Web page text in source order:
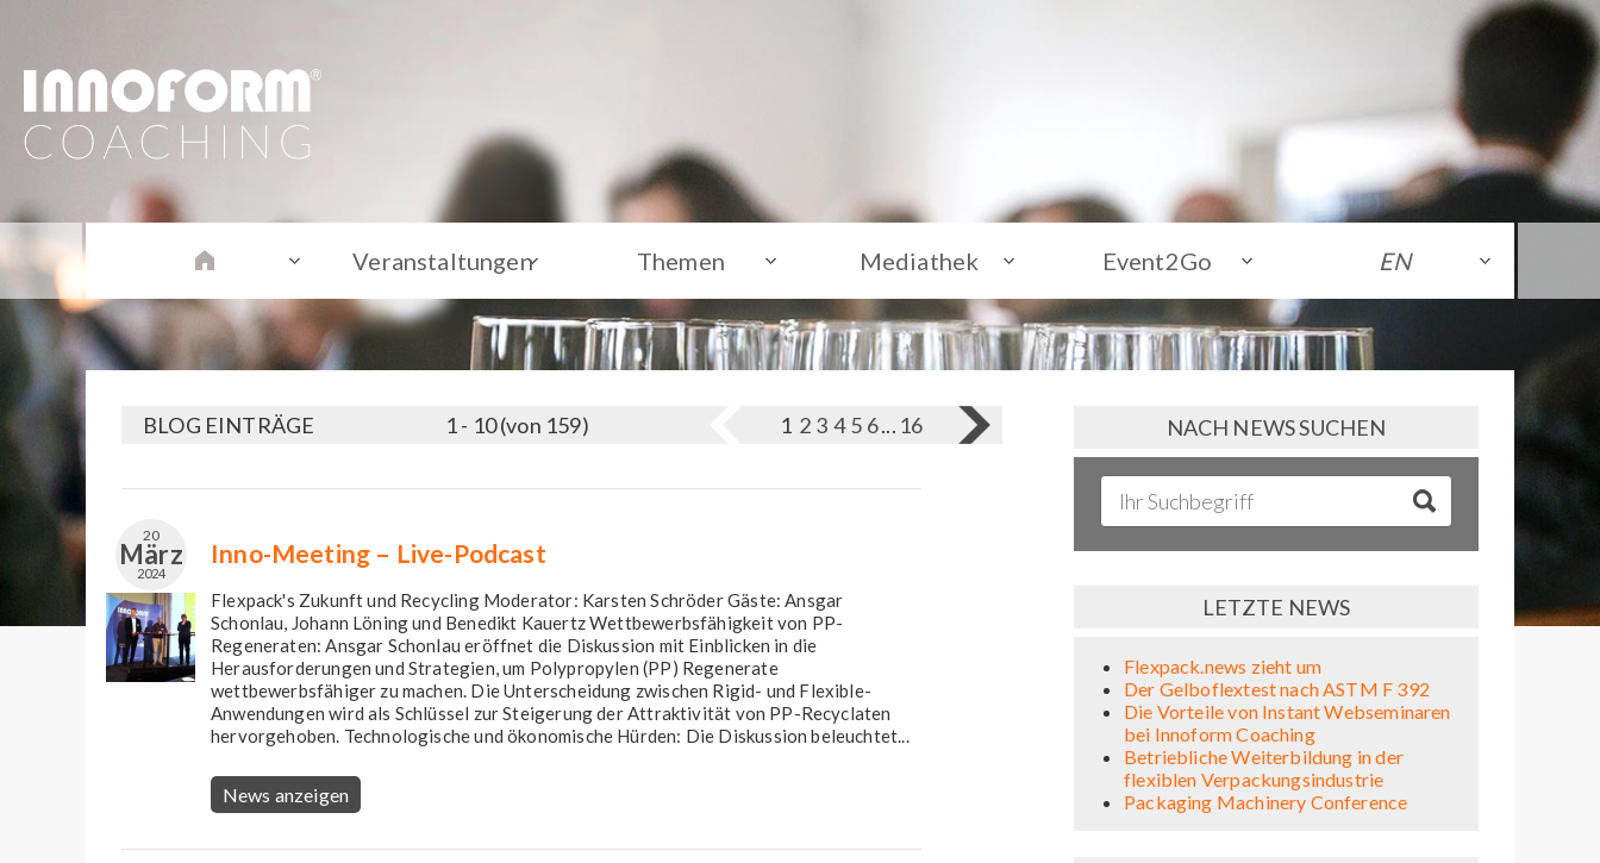
Veranstaltungen Themen Mediathek Event2Go EN
BLOG EINTRÄGE 1 - 10 (von 159) 1 2 3 4 5 6... 16
20
März
2024
Inno-Meeting – Live-Podcast
Flexpack's Zukunft und Recycling Moderator: Karsten Schröder Gäste: Ansgar
Schonlau, Johann Löning und Benedikt Kauertz Wettbewerbsfähigkeit von PP-
Regeneraten: Ansgar Schonlau eröffnet die Diskussion mit Einblicken in die
Herausforderungen und Strategien, um Polypropylen (PP) Regenerate
wettbewerbsfähiger zu machen. Die Unterscheidung zwischen Rigid- und Flexible-
Anwendungen wird als Schlüssel zur Steigerung der Attraktivität von PP-Recyclaten
hervorgehoben. Technologische und ökonomische Hürden: Die Diskussion beleuchtet...
News anzeigen
NACH NEWS SUCHEN
LETZTE NEWS
Flexpack.news zieht um
Der Gelboflextest nach ASTM F 392
Die Vorteile von Instant Webseminaren
bei Innoform Coaching
Betriebliche Weiterbildung in der
flexiblen Verpackungsindustrie
Packaging Machinery Conference